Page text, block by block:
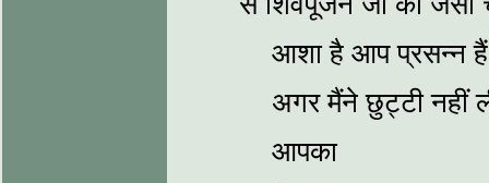
आशा है आप प्रसन्‍न
अगर मैंने छुट्टी नहीं
आपका